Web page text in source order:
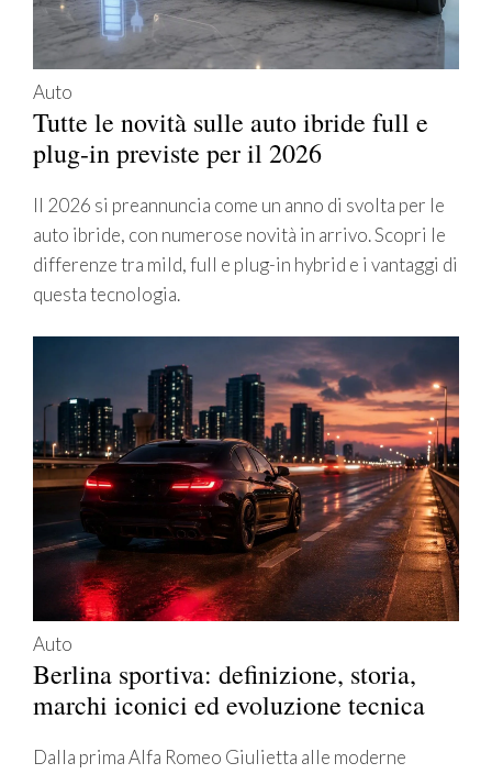
Auto
Tutte le novità sulle auto ibride full e
plug-in previste per il 2026
Il 2026 si preannuncia come un anno di svolta per le
auto ibride, con numerose novità in arrivo. Scopri le
differenze tra mild, full e plug-in hybrid e i vantaggi di
questa tecnologia.
Auto
Berlina sportiva: definizione, storia,
marchi iconici ed evoluzione tecnica
Dalla prima Alfa Romeo Giulietta alle moderne